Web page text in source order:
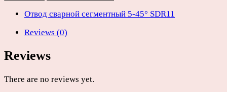
SDR11
quantity
Отвод сварной сегментный 5-45° SDR11
Reviews (0)
Reviews
There are no reviews yet.